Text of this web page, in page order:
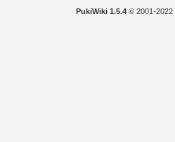
PukiWiki 1.5.4© 2001-2022